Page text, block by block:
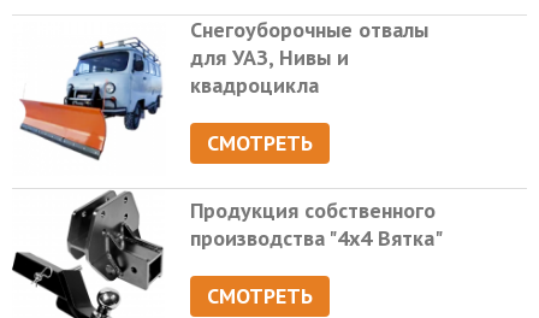
Снегоуборочные отвалы
для УАЗ, Нивы и
квадроцикла
СМОТРЕТЬ
Продукция собственного
производства "4х4 Вятка"
СМОТРЕТЬ